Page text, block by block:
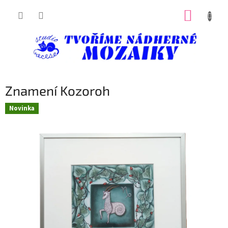
Znamení Kozoroh
Novinka